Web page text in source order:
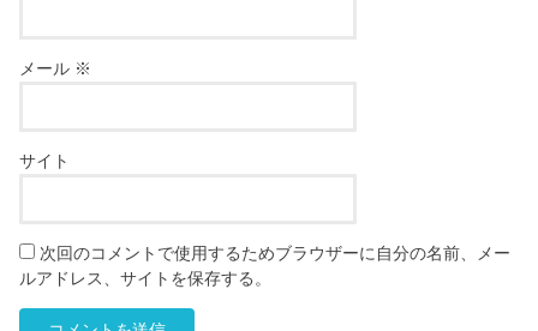
メール ※
サイト
次回のコメントで使用するためブラウザーに自分の名前、メー
ルアドレス、サイトを保存する。